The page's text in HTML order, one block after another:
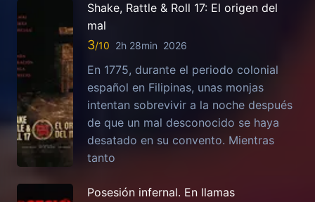
Shake, Rattle & Roll 17: El origen del
mal
3 2h 28min 2026
En 1775, durante el periodo colonial
español en Filipinas, unas monjas
intentan sobrevivir a la noche después
de que un mal desconocido se haya
desatado en su convento. Mientras
tanto
Posesión infernal. En llamas